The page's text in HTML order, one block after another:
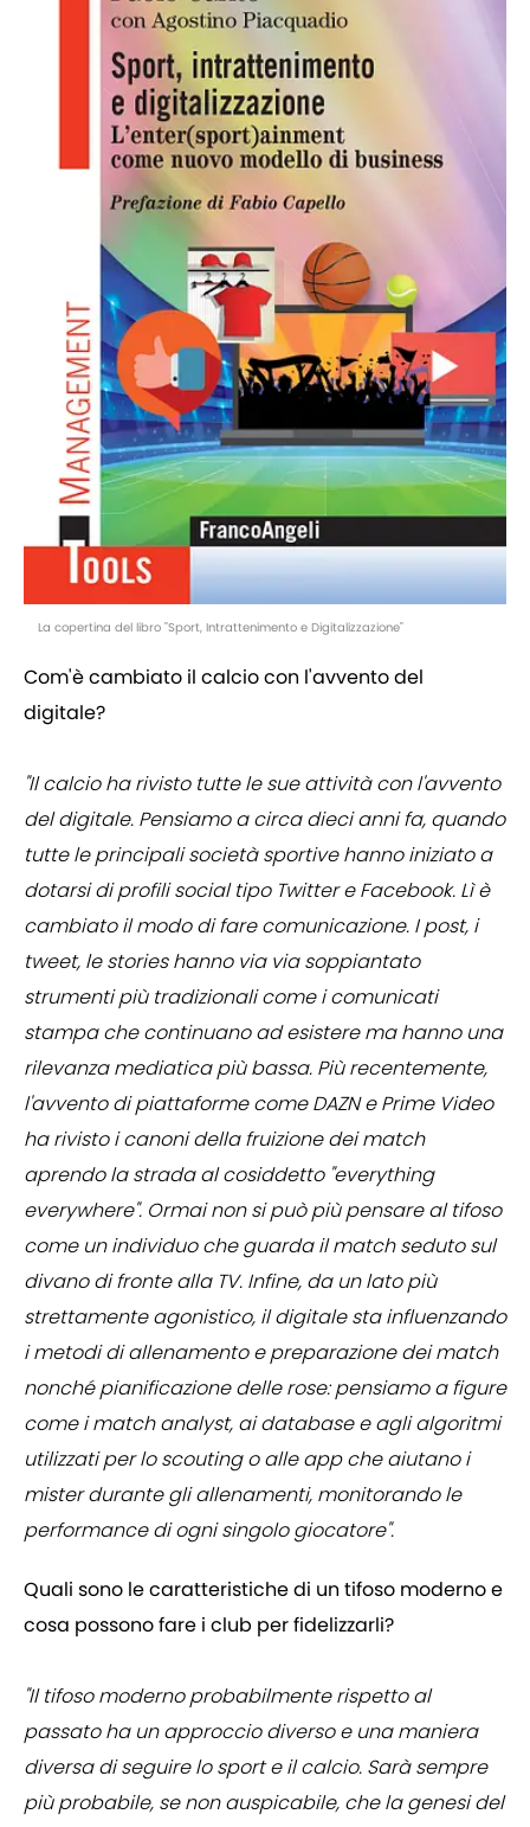
La copertina del libro "Sport, Intrattenimento e Digitalizzazione"
Com'è cambiato il calcio con l'avvento del
digitale?
"Il calcio ha rivisto tutte le sue attività con l'avvento
del digitale. Pensiamo a circa dieci anni fa, quando
tutte le principali società sportive hanno iniziato a
dotarsi di profili social tipo Twitter e Facebook. Lì è
cambiato il modo di fare comunicazione. I post, i
tweet, le stories hanno via via soppiantato
strumenti più tradizionali come i comunicati
stampa che continuano ad esistere ma hanno una
rilevanza mediatica più bassa. Più recentemente,
l'avvento di piattaforme come DAZN e Prime Video
ha rivisto i canoni della fruizione dei match
aprendo la strada al cosiddetto "everything
everywhere". Ormai non si può più pensare al tifoso
come un individuo che guarda il match seduto sul
divano di fronte alla TV. Infine, da un lato più
strettamente agonistico, il digitale sta influenzando
i metodi di allenamento e preparazione dei match
nonché pianificazione delle rose: pensiamo a figure
come i match analyst, ai database e agli algoritmi
utilizzati per lo scouting o alle app che aiutano i
mister durante gli allenamenti, monitorando le
performance di ogni singolo giocatore".
Quali sono le caratteristiche di un tifoso moderno e
cosa possono fare i club per fidelizzarli?
"Il tifoso moderno probabilmente rispetto al
passato ha un approccio diverso e una maniera
diversa di seguire lo sport e il calcio. Sarà sempre
più probabile, se non auspicabile, che la genesi del